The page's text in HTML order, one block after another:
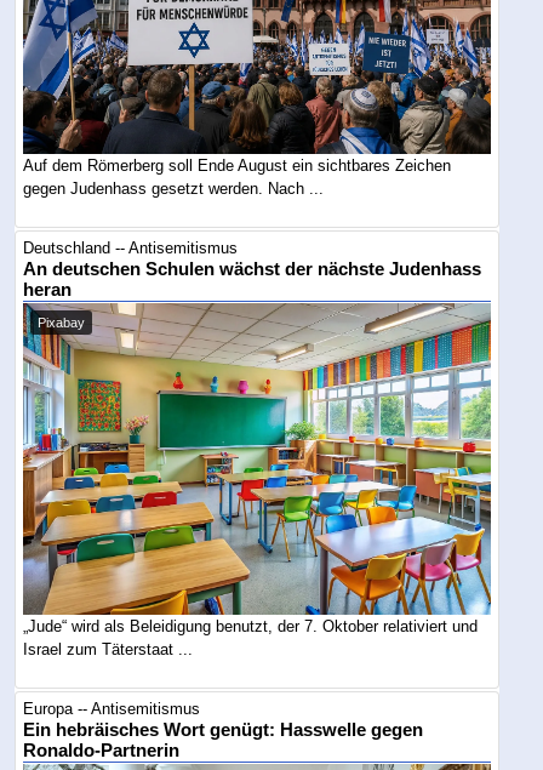
Auf dem Römerberg soll Ende August ein sichtbares Zeichen
gegen Judenhass gesetzt werden. Nach ...
Deutschland -- Antisemitismus
An deutschen Schulen wächst der nächste Judenhass
heran
Pixabay
„Jude“ wird als Beleidigung benutzt, der 7. Oktober relativiert und
Israel zum Täterstaat ...
Europa -- Antisemitismus
Ein hebräisches Wort genügt: Hasswelle gegen
Ronaldo-Partnerin